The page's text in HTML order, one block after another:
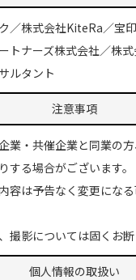
／株式会社KiteRa／宝
トナーズ株式会社／株
ルタント
注意事項
業・共催企業と同業の
する場合がございます。
容は予告なく変更にな
撮影については固くお断
個人情報の取扱い